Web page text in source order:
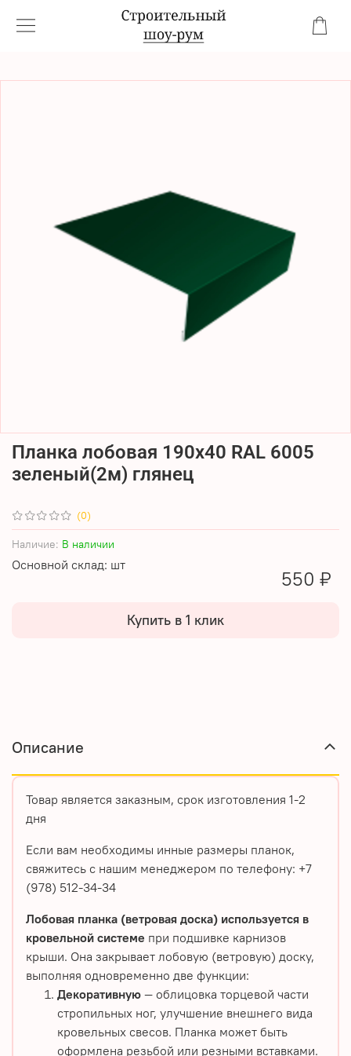
(0)
Наличие: В наличии
Основной склад: шт
Планка лобовая 190х40 RAL 6005
зеленый(2м) глянец
550 ₽
Купить в 1 клик
Описание
Товар является заказным, срок изготовления 1-2
дня
Если вам необходимы инные размеры планок,
свяжитесь с нашим менеджером по телефону: +7
(978) 512-34-34
Лобовая планка (ветровая доска) используется в
кровельной системе при подшивке карнизов
крыши. Она закрывает лобовую (ветровую) доску,
выполняя одновременно две функции:
Декоративную — облицовка торцевой части
стропильных ног, улучшение внешнего вида
кровельных свесов. Планка может быть
оформлена резьбой или резными вставками.